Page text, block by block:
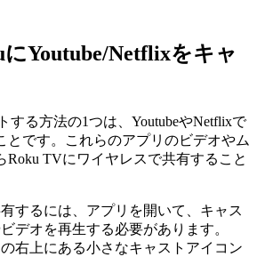
Youtube/Netflixをキャ
する方法の1つは、YoutubeやNetflixで
とです。これらのアプリのビデオやム
Roku TVにワイヤレスで共有すること
するには、アプリを開いて、キャス
デオを再生する必要があります。
右上にある小さなキャストアイコン